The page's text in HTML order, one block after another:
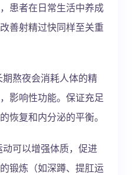
患者在日常生活中养成
善射精过快同样至关重
期熬夜会消耗人体的精
影响性功能。保证充足
恢复和内分泌的平衡。
可以增强体质，促进
锻炼（如深蹲、提肛运